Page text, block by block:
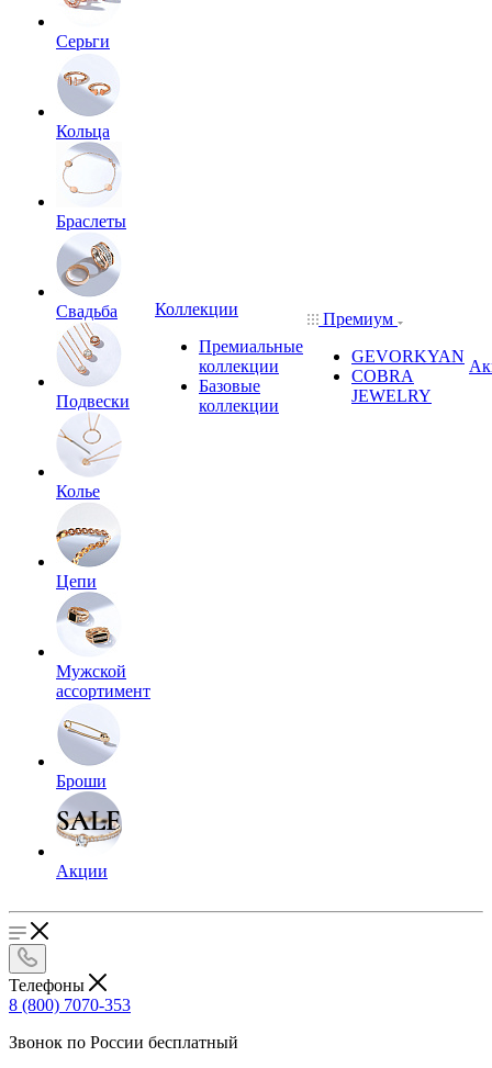
Серьги
Кольца
Браслеты
Свадьба
Подвески
Колье
Цепи
Мужской
ассортимент
Броши
Акции
Коллекции
Премиальные
коллекции
Базовые
коллекции
Премиум
GEVORKYAN
COBRA
JEWELRY
Телефоны
8 (800) 7070-353
Звонок по России бесплатный